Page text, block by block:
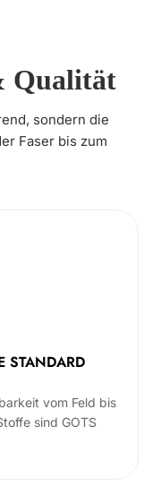
Qualität
sondern die
Faser bis zum
STANDARD
vom Feld bis
sind GOTS